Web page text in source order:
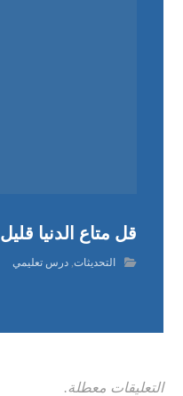
قل متاع الدنيا قليل
التحديثات ,درس تعليمي
التعليقات معطلة.